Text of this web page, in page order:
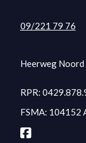
09/221 79 76
Heerweg
RPR:
FSMA: 104152